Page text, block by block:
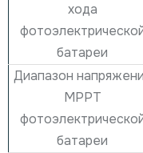
хода
батареи
Диапазон
MPPT
батареи